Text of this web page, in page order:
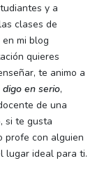
y a
clases de
mi blog
quieres
te animo a
digo en serio,
de una
si te gusta
profe con alguien
lugar ideal para ti.